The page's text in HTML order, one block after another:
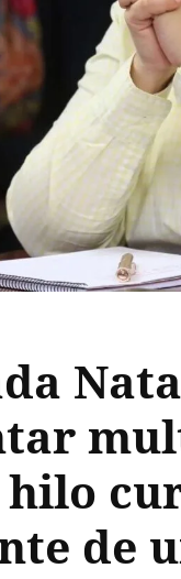
hilo
de